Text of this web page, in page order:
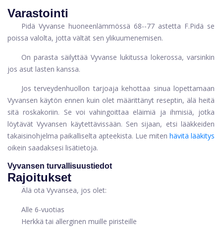
Varastointi
Pidä Vyvanse huoneenlämmössä 68--77 astetta F.Pidä se
poissa valolta, jotta vältät sen ylikuumenemisen.
On parasta säilyttää Vyvanse lukitussa lokerossa, varsinkin
jos asut lasten kanssa.
Jos terveydenhuollon tarjoaja kehottaa sinua lopettamaan
Vyvansen käytön ennen kuin olet määrittänyt reseptin, älä heitä
sitä roskakoriin. Se voi vahingoittaa eläimiä ja ihmisiä, jotka
löytävät Vyvansen käytettävissään. Sen sijaan, etsi lääkkeiden
takaisinohjelma paikalliselta apteekista. Lue miten hävitä lääkitys
oikein saadaksesi lisätietoja.
Vyvansen turvallisuustiedot
Rajoitukset
Älä ota Vyvansea, jos olet:
Alle 6-vuotias
Herkkä tai allerginen muille piristeille